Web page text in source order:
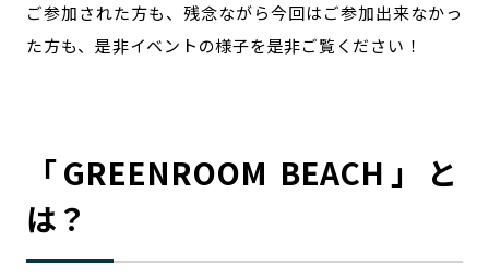
特集コンテンツ
地域を代表する 企業100選
イベント
飲食店
地域豆知識
Sporkle
ご参加された方も、残念ながら今回はご参加出来なかっ
た方も、是非イベントの様子を是非ご覧ください！
「GREENROOM BEACH」と
は？